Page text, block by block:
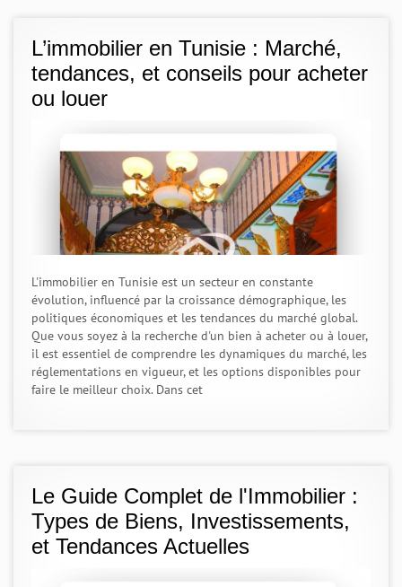
L’immobilier en Tunisie : Marché,
tendances, et conseils pour acheter
ou louer
L'immobilier en Tunisie est un secteur en constante
évolution, influencé par la croissance démographique, les
politiques économiques et les tendances du marché global.
Que vous soyez à la recherche d'un bien à acheter ou à louer,
il est essentiel de comprendre les dynamiques du marché, les
réglementations en vigueur, et les options disponibles pour
faire le meilleur choix. Dans cet
Le Guide Complet de l'Immobilier :
Types de Biens, Investissements,
et Tendances Actuelles